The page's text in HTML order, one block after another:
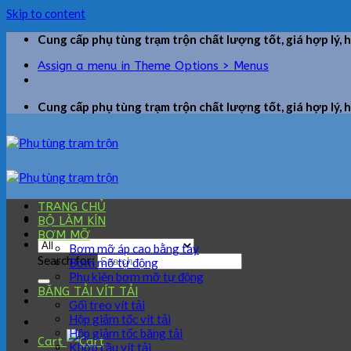
Skip to content
Cung cấp phụ tùng trạm trộn chất lượng tốt, giá hợp lý,
Assign a menu in Theme Options > Menus
Cung cấp phụ tùng trạm trộn chất lượng tốt, giá hợp lý,
Search for:
Cart
TRANG CHỦ
BỘ LÀM KÍN
BƠM MỠ
Bơm mỡ áp cao bằng tay
Bơm mỡ tự động
Phụ kiện bơm mỡ tự động
BĂNG TẢI VÍT TẢI
Gối treo vít tải
Hộp giảm tốc vít tải
Hộp giảm tốc băng tải
Khớp cầu vít tải